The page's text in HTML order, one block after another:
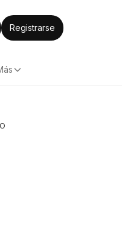
Registrarse